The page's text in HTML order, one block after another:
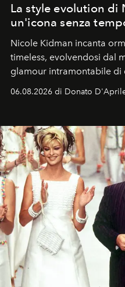
La style evolution di
un'icona senza
Nicole Kidman incanta
timeless, evolvendosi dal
glamour intramontabile di
06.08.2026 di Donato